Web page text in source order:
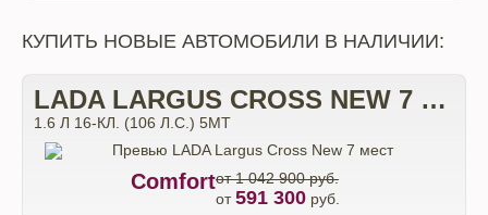
КУПИТЬ НОВЫЕ АВТОМОБИЛИ В НАЛИЧИИ:
LADA LARGUS CROSS NEW 7 МЕСТ
1.6 Л 16-КЛ. (106 Л.С.) 5МТ
Comfortот 1 042 900 руб.
от591 300 руб.